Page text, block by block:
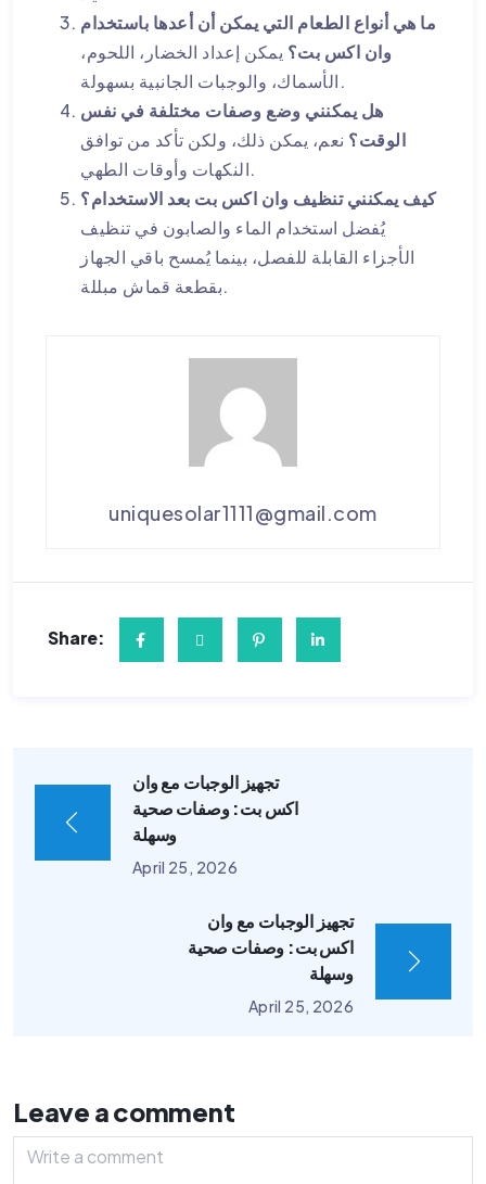
ما هي أنواع الطعام التي يمكن أن أعدها باستخدام
وان اكس بت؟ يمكن إعداد الخضار، اللحوم،
الأسماك، والوجبات الجانبية بسهولة.
هل يمكنني وضع وصفات مختلفة في نفس
الوقت؟ نعم، يمكن ذلك، ولكن تأكد من توافق
النكهات وأوقات الطهي.
كيف يمكنني تنظيف وان اكس بت بعد الاستخدام؟
يُفضل استخدام الماء والصابون في تنظيف
الأجزاء القابلة للفصل، بينما يُمسح باقي الجهاز
بقطعة قماش مبللة.
uniquesolar1111@gmail.com
Share:
تجهيز الوجبات مع وان
اكس بت: وصفات صحية
وسهلة
April 25, 2026
تجهيز الوجبات مع وان
اكس بت: وصفات صحية
وسهلة
April 25, 2026
Leave a comment